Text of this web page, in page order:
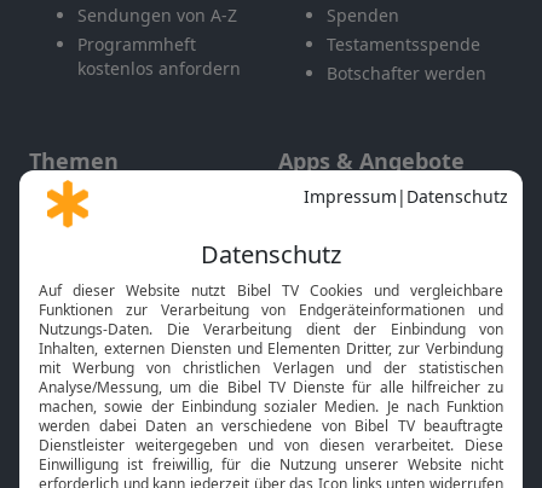
Sendungen von A-Z
Programmheft
kostenlos anfordern
Spenden
Testamentsspende
Botschafter werden
Themen
Gott und Bibel erklärt
Neuigkeiten
Apps & Angebote
Mobile App
Smart TV
HbbTV
Bibelthek Online-Bibel
Nächster Gottesdienst
Bibel TV Service